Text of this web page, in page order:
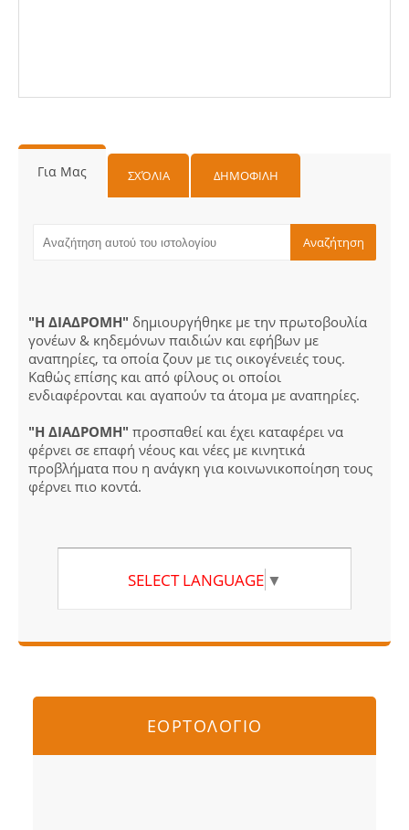
Για Μας ΣΧΌΛΙΑ ΔΗΜΟΦΙΛΗ
"Η ΔΙΑΔΡΟΜΗ" δημιουργήθηκε με την πρωτοβουλία
γονέων & κηδεμόνων παιδιών και εφήβων με
αναπηρίες, τα οποία ζουν με τις οικογένειές τους.
Καθώς επίσης και από φίλους οι οποίοι
ενδιαφέρονται και αγαπούν τα άτομα με αναπηρίες.
"Η ΔΙΑΔΡΟΜΗ" προσπαθεί και έχει καταφέρει να
φέρνει σε επαφή νέους και νέες με κινητικά
προβλήματα που η ανάγκη για κοινωνικοποίηση τους
φέρνει πιο κοντά.
SELECT LANGUAGE ▼
ΕΟΡΤΟΛΟΓΙΟ